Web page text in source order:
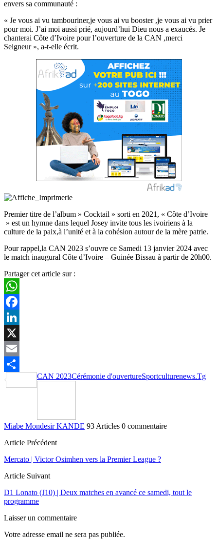
envers sa communauté :
« Je vous ai vu tambouriner,je vous ai vu booster ,je vous ai vu prier
pour moi. J’ai moi aussi prié, aujourd’hui Dieu nous a exaucés. Je
chanterai Côte d’Ivoire pour l’ouverture de la CAN ,merci
Seigneur », a-t-elle écrit.
Premier titre de l’album » Cocktail » sorti en 2021, « Côte d’Ivoire
» est un hymne dans lequel Josey invite tous les ivoiriens à la
culture de la paix,à l’unité et à la cohésion autour de la mère patrie.
Pour rappel,la CAN 2023 s’ouvre ce Samedi 13 janvier 2024 avec
le match inaugural Côte d’Ivoire – Guinée Bissau à partir de 20h00.
Partager cet article sur :
WhatsApp
Facebook
LinkedIn
X
Email
Partager
CAN 2023Cérémonie d'ouvertureSportculturenews.Tg
Miabe Mondesir KANDE 93 Articles 0 commentaire
Article Précédent
Mercato | Victor Osimhen vers la Premier League ?
Article Suivant
D1 Lonato (J10) | Deux matches en avancé ce samedi, tout le
programme
Laisser un commentaire
Votre adresse email ne sera pas publiée.